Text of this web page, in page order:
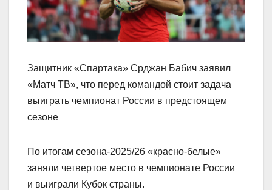
Защитник «Спартака» Срджан Бабич заявил
«Матч ТВ», что перед командой стоит задача
выиграть чемпионат России в предстоящем
сезоне
По итогам сезона‑2025/26 «красно‑белые»
заняли четвертое место в чемпионате России
и выиграли Кубок страны.